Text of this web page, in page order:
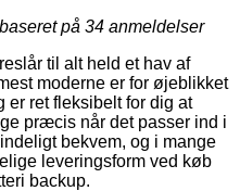
på 34 anmeldelser
til alt held et hav af
moderne er for øjeblikket
er ret fleksibelt for dig at
præcis når det passer ind i
bekvem, og i mange
leveringsform ved køb
backup.